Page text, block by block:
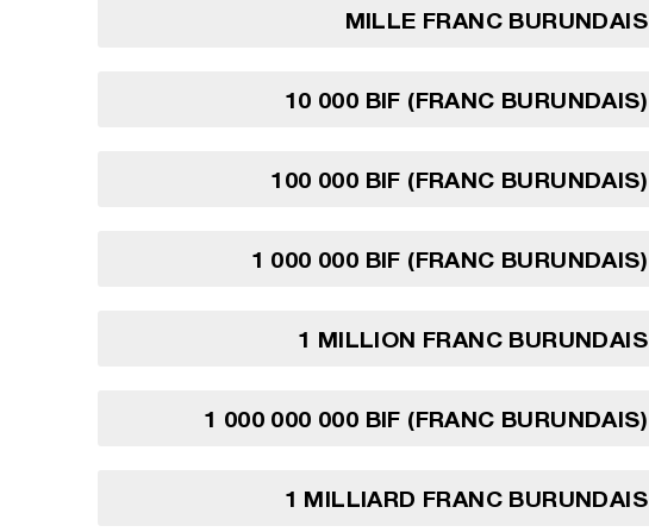
MILLE FRANC BURUNDAIS
10 000 BIF (FRANC BURUNDAIS)
100 000 BIF (FRANC BURUNDAIS)
1 000 000 BIF (FRANC BURUNDAIS)
1 MILLION FRANC BURUNDAIS
1 000 000 000 BIF (FRANC BURUNDAIS)
1 MILLIARD FRANC BURUNDAIS